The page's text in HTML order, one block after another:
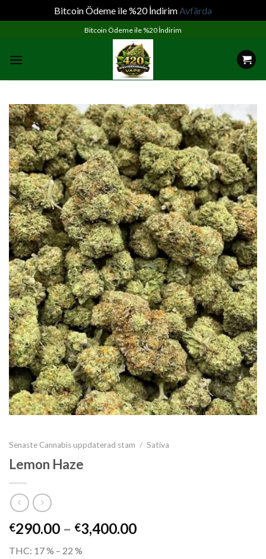
Bitcoin Ödeme ile %20 İndirimAvfärda
content
Bitcoin Ödeme ile %20 İndirim
Senaste Cannabis uppdaterad stam / Sativa
Lemon Haze
€290.00 – €3,400.00Prisintervall:
THC: 17 % – 22 %